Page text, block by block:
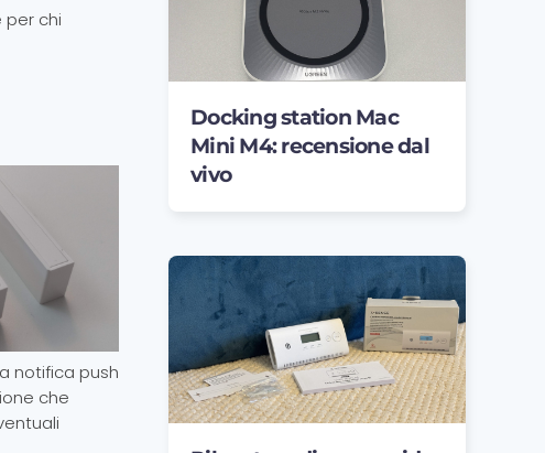
per chi
notifica push
che
Docking station Mac
Mini M4: recensione dal
vivo